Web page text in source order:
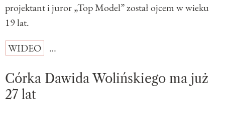
projektant i juror „Top Model” został ojcem w wieku
19 lat.
WIDEO
…
Córka Dawida Wolińskiego ma już
27 lat